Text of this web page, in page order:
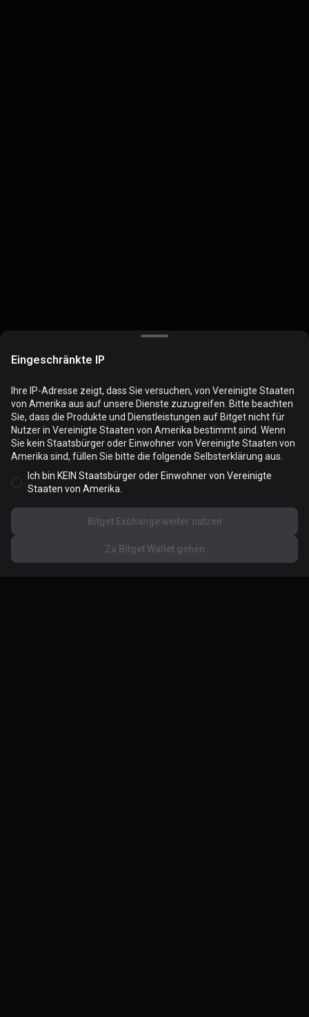
Cookies werden verwendet, um Ihr Website-Erlebnis zu
optimieren und zu personalisieren. Sie können Ihre Cookie-
Einstellungen verwalten und die Cookie-Richtlinieneinsehen.
Alle Cookies akzeptieren
Alle ablehnen
Cookie-Einstellungen
Eingeschränkte IP
Ihre IP-Adresse zeigt, dass Sie versuchen, von Vereinigte Staaten
von Amerika aus auf unsere Dienste zuzugreifen. Bitte beachten
Sie, dass die Produkte und Dienstleistungen auf Bitget nicht für
Nutzer in Vereinigte Staaten von Amerika bestimmt sind. Wenn
Sie kein Staatsbürger oder Einwohner von Vereinigte Staaten von
Amerika sind, füllen Sie bitte die folgende Selbsterklärung aus.
Ich bin KEIN Staatsbürger oder Einwohner von Vereinigte
Staaten von Amerika.
Bitget Exchange weiter nutzen
Zu Bitget Wallet gehen